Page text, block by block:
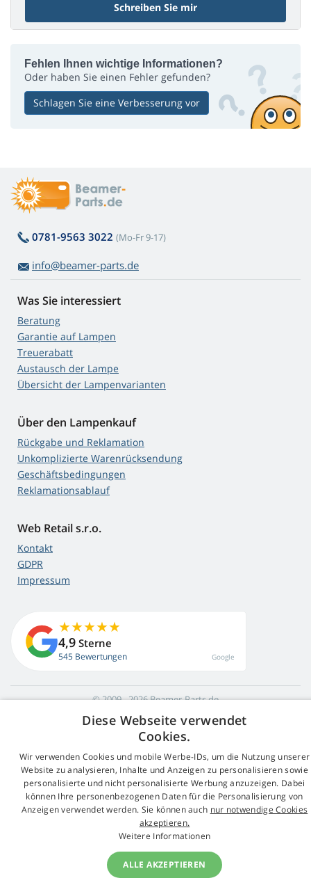
Schreiben Sie mir
Fehlen Ihnen wichtige Informationen?
Oder haben Sie einen Fehler gefunden?
Schlagen Sie eine Verbesserung vor
0781-9563 3022 (Mo-Fr 9-17)
info@beamer-parts.de
Was Sie interessiert
Beratung
Garantie auf Lampen
Treuerabatt
Austausch der Lampe
Übersicht der Lampenvarianten
Über den Lampenkauf
Rückgabe und Reklamation
Unkomplizierte Warenrücksendung
Geschäftsbedingungen
Reklamationsablauf
Web Retail s.r.o.
Kontakt
GDPR
Impressum
4,9 Sterne
545 Bewertungen Google
© 2009 - 2026 Beamer-Parts.de
Diese Webseite verwendet
Cookies.
Wir verwenden Cookies und mobile Werbe-IDs, um die Nutzung unserer
Website zu analysieren, Inhalte und Anzeigen zu personalisieren sowie
personalisierte und nicht personalisierte Werbung anzuzeigen. Dabei
können Ihre personenbezogenen Daten für die Personalisierung von
Anzeigen verwendet werden. Sie können auch nur notwendige Cookies
akzeptieren.
Weitere Informationen
ALLE AKZEPTIEREN